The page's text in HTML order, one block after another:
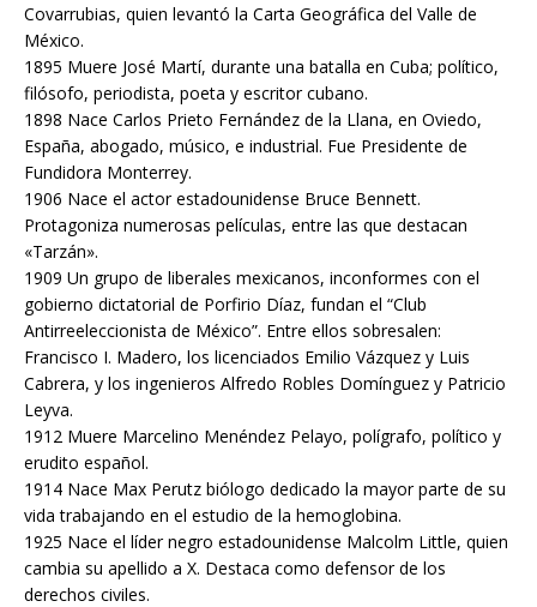
Covarrubias, quien levantó la Carta Geográfica del Valle de
México.
1895 Muere José Martí, durante una batalla en Cuba; político,
filósofo, periodista, poeta y escritor cubano.
1898 Nace Carlos Prieto Fernández de la Llana, en Oviedo,
España, abogado, músico, e industrial. Fue Presidente de
Fundidora Monterrey.
1906 Nace el actor estadounidense Bruce Bennett.
Protagoniza numerosas películas, entre las que destacan
«Tarzán».
1909 Un grupo de liberales mexicanos, inconformes con el
gobierno dictatorial de Porfirio Díaz, fundan el “Club
Antirreeleccionista de México”. Entre ellos sobresalen:
Francisco I. Madero, los licenciados Emilio Vázquez y Luis
Cabrera, y los ingenieros Alfredo Robles Domínguez y Patricio
Leyva.
1912 Muere Marcelino Menéndez Pelayo, polígrafo, político y
erudito español.
1914 Nace Max Perutz biólogo dedicado la mayor parte de su
vida trabajando en el estudio de la hemoglobina.
1925 Nace el líder negro estadounidense Malcolm Little, quien
cambia su apellido a X. Destaca como defensor de los
derechos civiles.